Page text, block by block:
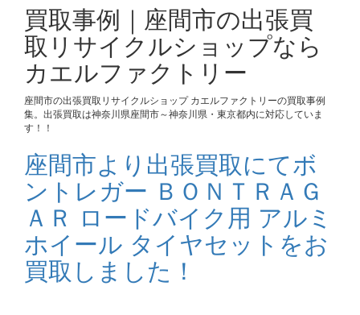
買取事例｜座間市の出張買
取リサイクルショップなら
カエルファクトリー
座間市の出張買取リサイクルショップ カエルファクトリーの買取事例
集。出張買取は神奈川県座間市～神奈川県・東京都内に対応していま
す！！
座間市より出張買取にてボ
ントレガー ＢＯＮＴＲＡＧ
ＡＲ ロードバイク用 アルミ
ホイール タイヤセットをお
買取しました！